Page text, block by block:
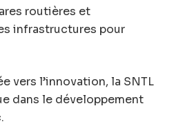
routières et
infrastructures pour
vers l’innovation, la SNTL
dans le développement